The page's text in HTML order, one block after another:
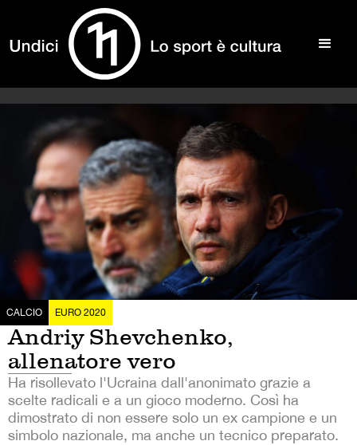
CALCIO EURO 2020
Andriy Shevchenko,
allenatore vero
Ha risollevato l'Ucraina dall'anonimato grazie a
scelte radicali e a un gioco moderno. Così ha
dimostrato di non essere solo un ex campione e un
simbolo nazionale, ma anche un tecnico preparato.